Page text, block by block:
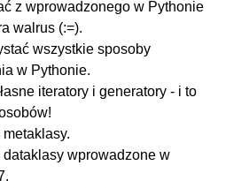
__set__
00:16:55
reduce i
z wprowadzonego w Pythonie
walrus (:=).
wszystkie sposoby
w Pythonie.
iteratory i generatory - i to
dataklasy wprowadzone w